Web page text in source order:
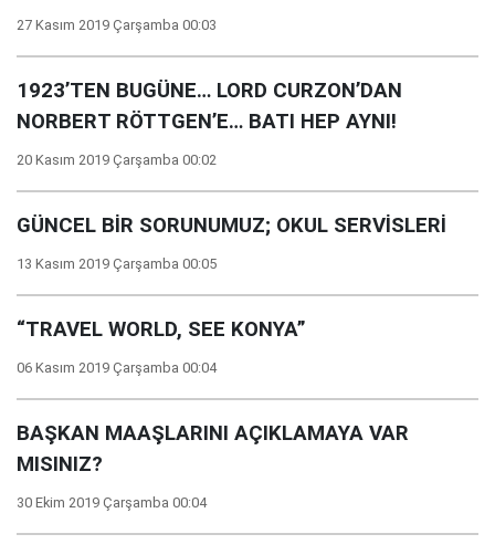
27 Kasım 2019 Çarşamba 00:03
1923’TEN BUGÜNE… LORD CURZON’DAN
NORBERT RÖTTGEN’E… BATI HEP AYNI!
20 Kasım 2019 Çarşamba 00:02
GÜNCEL BİR SORUNUMUZ; OKUL SERVİSLERİ
13 Kasım 2019 Çarşamba 00:05
“TRAVEL WORLD, SEE KONYA”
06 Kasım 2019 Çarşamba 00:04
BAŞKAN MAAŞLARINI AÇIKLAMAYA VAR
MISINIZ?
30 Ekim 2019 Çarşamba 00:04